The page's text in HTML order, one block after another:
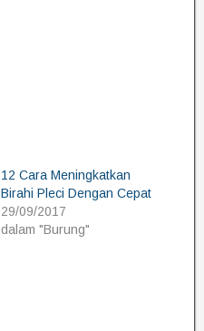
12 Cara Meningkatkan
Birahi Pleci Dengan Cepat
29/09/2017
dalam "Burung"